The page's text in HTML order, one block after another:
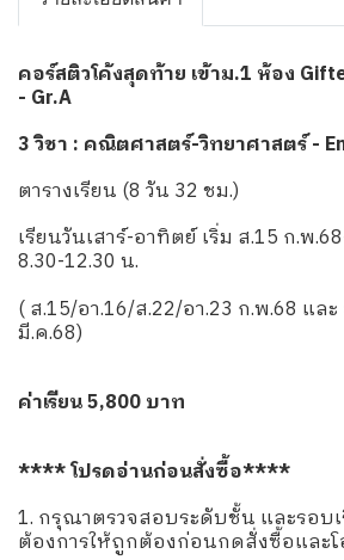
คอร์สติวโค้งสุดท้าย เข้าม.1 ห้อง
- Gr.A
3 วิชา : คณิตศาสตร์-วิทยาศาสตร์ -
ตารางเรียน (8 วัน 32 ชม.)
เรียนวันเสาร์-อาทิตย์ เริ่ม ส.15 ก.พ
8.30-12.30 น.
( ส.15/อา.16/ส.22/อา.23 ก.พ.68 แล
มี.ค.68)
ค่าเรียน 5,800 บาท
**** โปรดอ่านก่อนสั่งซื้อ****
1. กรุณาตรวจสอบระดับชั้น และรอบ
ต้องการให้ถูกต้องก่อนกดสั่งซื้อและโ